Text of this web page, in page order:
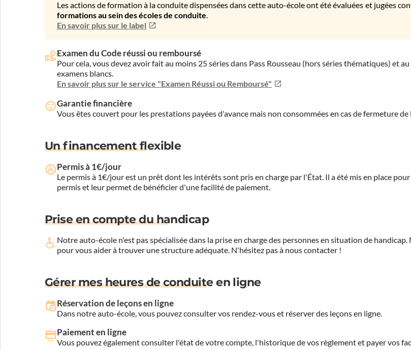
Les actions de formation à la conduite dispensées dans cette auto-école ont été évaluées et jugées
formations au sein des écoles de conduite.
En savoir plus sur le label
Examen du Code réussi ou remboursé
Pour cela, vous devez avoir fait au moins 25 séries dans Pass Rousseau (hors séries thématiques) et
examens blancs.
En savoir plus sur le service "Examen Réussi ou Remboursé"
Garantie financière
Vous êtes couvert pour les prestations payées d'avance mais non consommées en cas de fermeture
Un financement flexible
Permis à 1€/jour
Le permis à 1€/jour est un prêt dont les intérêts sont pris en charge par l'État. Il a été mis en place
permis et leur permet de bénéficier d'une facilité de paiement.
Prise en compte du handicap
Notre auto-école n'est pas spécialisée dans la prise en charge des personnes en situation de
pour vous aider à trouver une structure adéquate. N'hésitez pas à nous contacter !
Gérer mes heures de conduite en ligne
Réservation de leçons en ligne
Dans notre auto-école, vous pouvez consulter vos rendez-vous et réserver des leçons en ligne.
Paiement en ligne
Vous pouvez également consulter l'état de votre compte, l'historique de vos règlement et payer vos